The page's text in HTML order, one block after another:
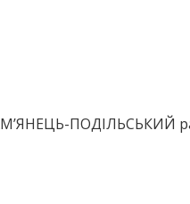
ПОДІЛЬСЬКИЙ